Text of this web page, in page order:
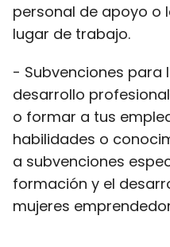
personal de apoyo o
lugar de trabajo.
- Subvenciones para
desarrollo
o formar a tus
habilidades o
a subvenciones
formación y el
mujeres